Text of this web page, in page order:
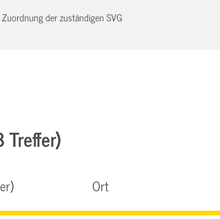
der zuständigen SVG
Treffer)
Ort